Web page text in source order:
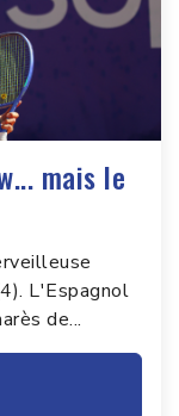
mais le
L'Espagnol
de...